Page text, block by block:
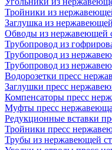
Тройники из
Заглушка из
Обводы из нержавеющей
Трубопровод из
Трубопровод из
Трубопровод из
Водорозетки пресс
Заглушки пресс
Компенсаторы пресс
Муфты пресс
Редукционные вставки
Тройники пресс
Трубы из нержавеющей